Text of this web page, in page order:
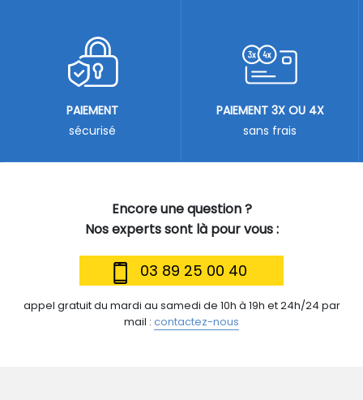
Encore une question ?
Nos experts sont là pour vous :
03 89 25 00 40
appel gratuit du mardi au samedi de 10h à 19h et 24h/24 par
mail : contactez-nous
PAIEMENT
sécurisé
PAIEMENT 3X OU 4X
sans frais